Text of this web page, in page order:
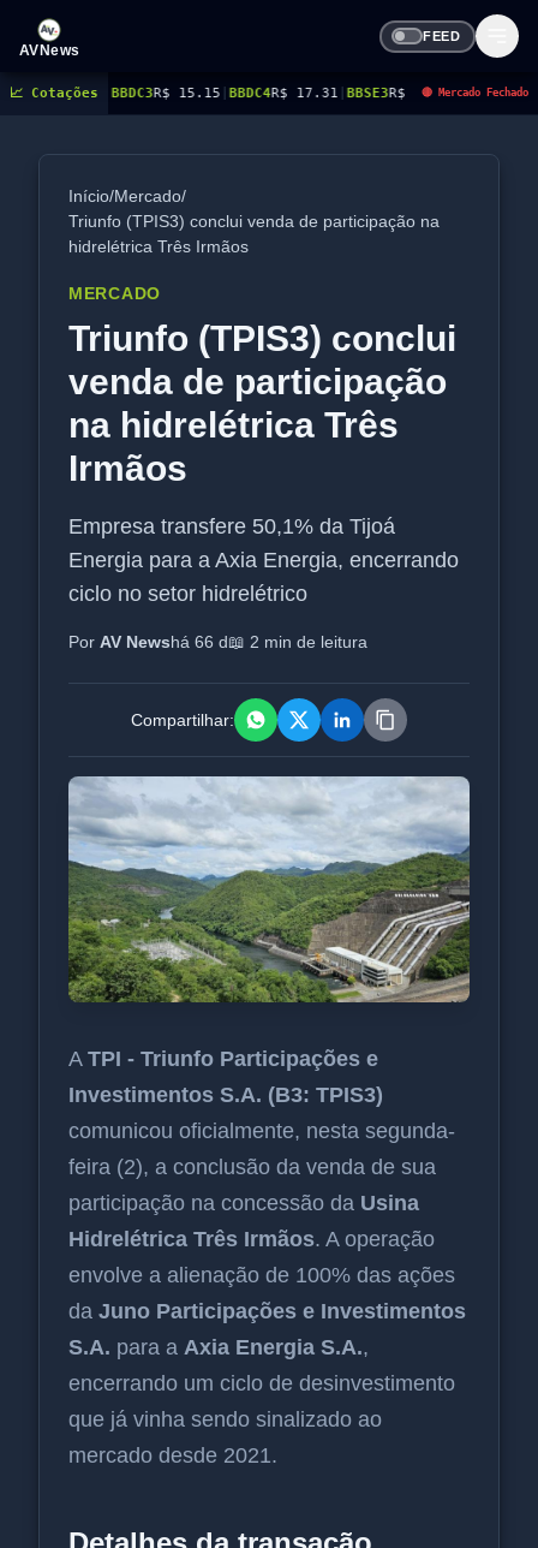
AVNews
FEED
📈 Cotações
| BBDC3R$ 15.15|BBDC4R$ 17.31|BBSE3R$ 38.38|BEES3R$ 8.78 |BEES4
🔴 Mercado Fechado
Início/Mercado/
Triunfo (TPIS3) conclui venda de participação na
hidrelétrica Três Irmãos
MERCADO
Triunfo (TPIS3) conclui
venda de participação
na hidrelétrica Três
Irmãos
Empresa transfere 50,1% da Tijoá
Energia para a Axia Energia, encerrando
ciclo no setor hidrelétrico
Por AV Newshá 66 d📖 2 min de leitura
Compartilhar:
A TPI - Triunfo Participações e
Investimentos S.A. (B3: TPIS3)
comunicou oficialmente, nesta segunda-
feira (2), a conclusão da venda de sua
participação na concessão da Usina
Hidrelétrica Três Irmãos. A operação
envolve a alienação de 100% das ações
da Juno Participações e Investimentos
S.A. para a Axia Energia S.A.,
encerrando um ciclo de desinvestimento
que já vinha sendo sinalizado ao
mercado desde 2021.